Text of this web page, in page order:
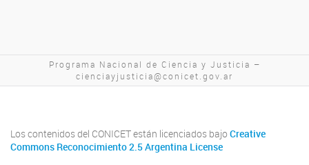
Programa Nacional de Ciencia y Justicia –
cienciayjusticia@conicet.gov.ar
Los contenidos del CONICET están licenciados bajo Creative
Commons Reconocimiento 2.5 Argentina License